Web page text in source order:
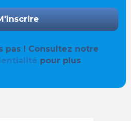
pas ! Consultez notre
pour plus